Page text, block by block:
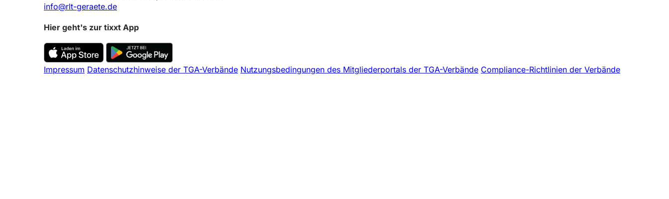
info@rlt-geraete.de
Hier geht's zur tixxt App
Impressum Datenschutzhinweise der TGA-Verbände Nutzungsbedingungen des Mitgliederportals der TGA-Verbände Compliance-Richtlinien der Verbände